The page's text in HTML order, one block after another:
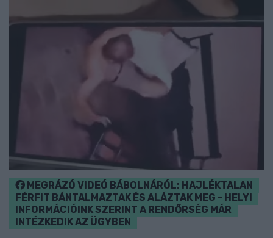
MEGRÁZÓ VIDEÓ BÁBOLNÁRÓL: HAJLÉKTALAN
FÉRFIT BÁNTALMAZTAK ÉS ALÁZTAK MEG - HELYI
INFORMÁCIÓINK SZERINT A RENDŐRSÉG MÁR
INTÉZKEDIK AZ ÜGYBEN